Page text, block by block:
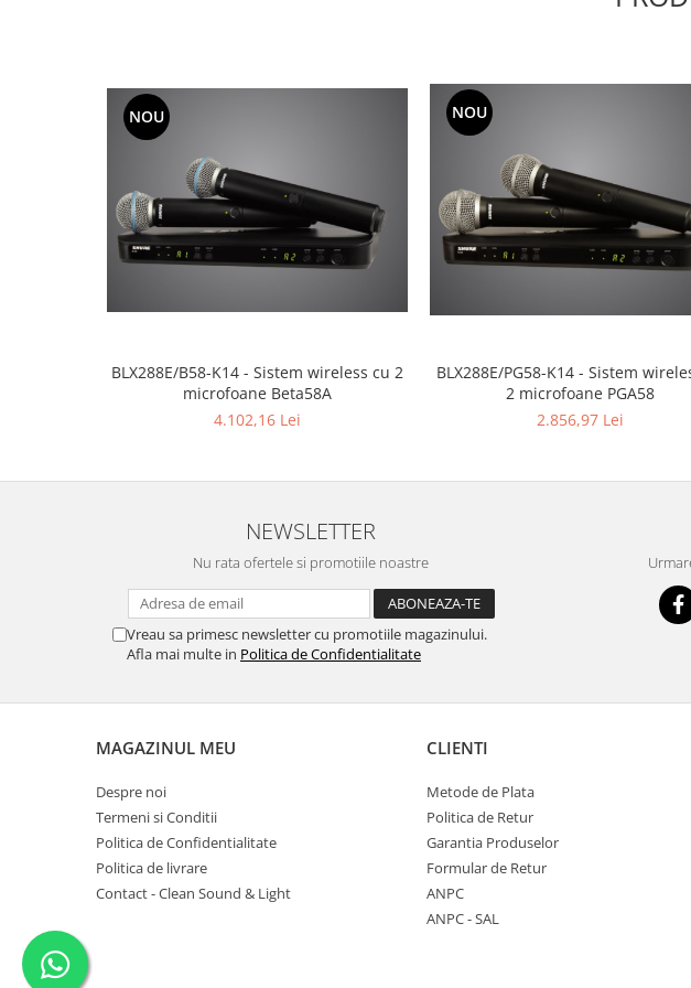
Monitorizare In-Ear
Stative pentru Boxe
Stative pentru Microfoane
NOU
BLX288E/B58-K14 - Sistem wireless cu 2
microfoane Beta58A
4.102,16 Lei
NOU
BLX288E/PG58-K14 - Sistem
2 microfoane PGA58
2.856,97 Lei
NEWSLETTER
Nu rata ofertele si promotiile noastre
Vreau sa primesc newsletter cu promotiile magazinului.
Afla mai multe in Politica de Confidentialitate
MAGAZINUL MEU
Despre noi
Termeni si Conditii
Politica de Confidentialitate
Politica de livrare
Contact - Clean Sound & Light
CLIENTI
Metode de Plata
Politica de Retur
Garantia Produselor
Formular de Retur
ANPC
ANPC - SAL